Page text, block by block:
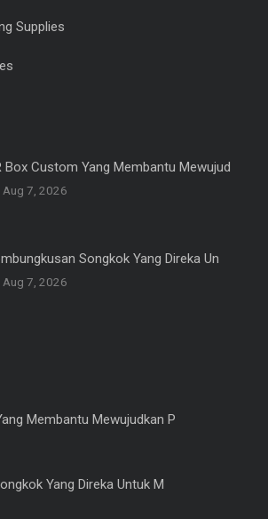
Supplies
Box Custom Yang Membantu Mewujud
Aug 7, 2026
Songkok Yang Direka Un
Aug 7, 2026
Membantu Mewujudkan P
Yang Direka Untuk M